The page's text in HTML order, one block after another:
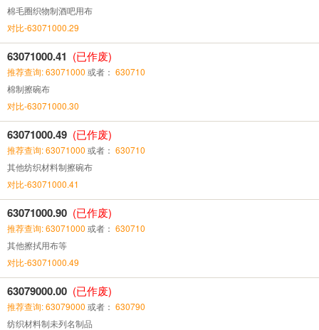
棉毛圈织物制酒吧用布
对比-63071000.29
63071000.41 (已作废)
推荐查询: 63071000 或者： 630710
棉制擦碗布
对比-63071000.30
63071000.49 (已作废)
推荐查询: 63071000 或者： 630710
其他纺织材料制擦碗布
对比-63071000.41
63071000.90 (已作废)
推荐查询: 63071000 或者： 630710
其他擦拭用布等
对比-63071000.49
63079000.00 (已作废)
推荐查询: 63079000 或者： 630790
纺织材料制未列名制品